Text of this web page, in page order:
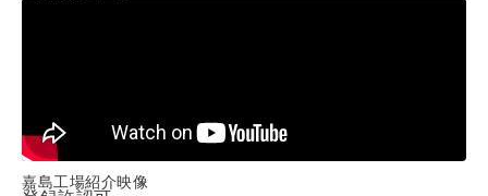
嘉島工場紹介映像